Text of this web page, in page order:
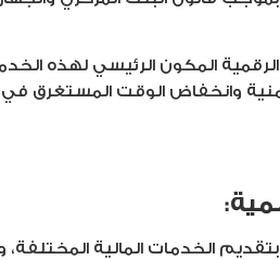
والرقمية المكون الرئيسي لهذه
وانخفاض الوقت
الخدمات المالية